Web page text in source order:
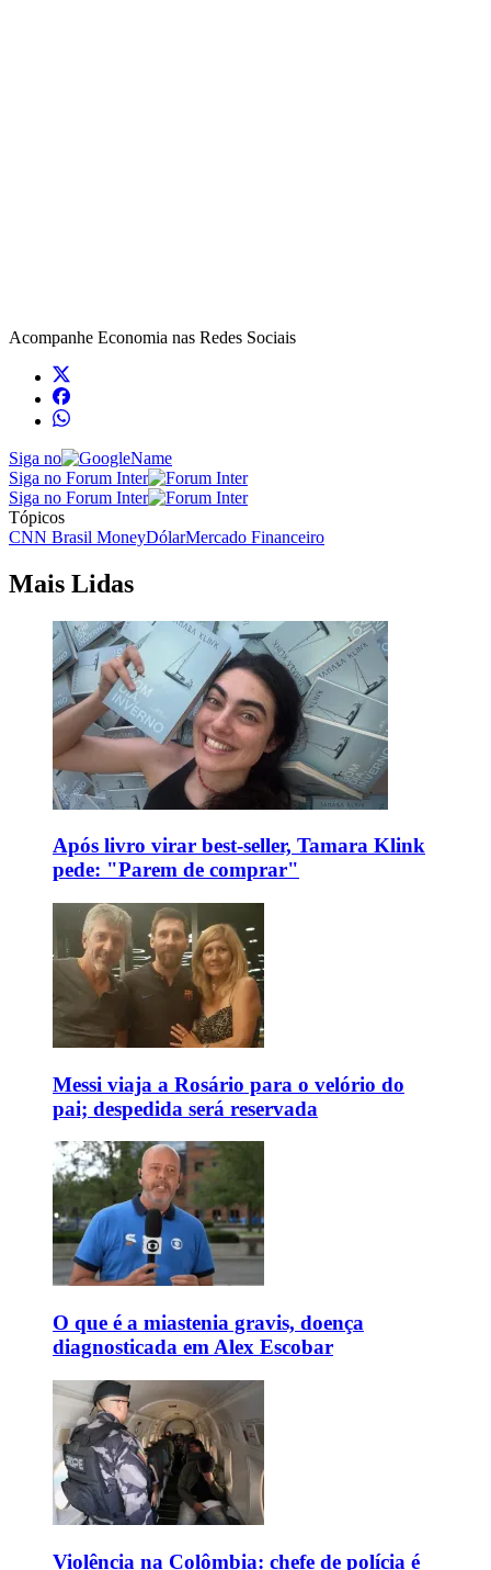
Acompanhe Economia nas Redes Sociais
Siga no
Siga no Forum Inter
Siga no Forum Inter
Tópicos
CNN Brasil MoneyDólarMercado Financeiro
Mais Lidas
Após livro virar best-seller, Tamara Klink
pede: "Parem de comprar"
Messi viaja a Rosário para o velório do
pai; despedida será reservada
O que é a miastenia gravis, doença
diagnosticada em Alex Escobar
Violência na Colômbia: chefe de polícia é